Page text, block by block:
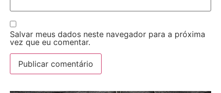
Salvar meus dados neste navegador para a próxima
vez que eu comentar.